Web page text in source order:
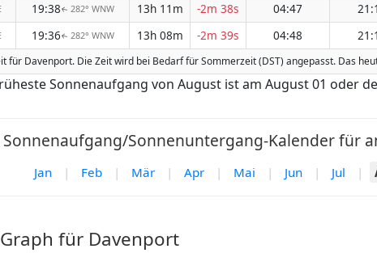
19:38↑ 282° WNW 13h 11m -2m 38s 04:47
19:36↑ 282° WNW 13h 08m -2m 39s 04:48
für Davenport. Die Zeit wird bei Bedarf für Sommerzeit (DST) angepasst. Das
Sonnenaufgang von August ist am August 01 oder
Sonnenaufgang/Sonnenuntergang-Kalender für
Jan | Feb | Mär | Apr | Mai | Jun | Jul |
für Davenport